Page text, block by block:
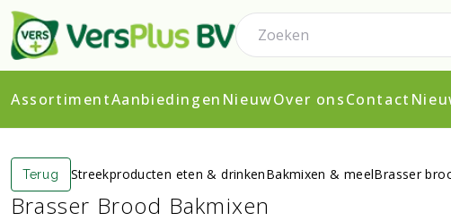
AssortimentAanbiedingen NieuwOver onsContact
Terug Streekproducten eten & drinkenBakmixen & meelBrasser
Brasser Brood Bakmixen